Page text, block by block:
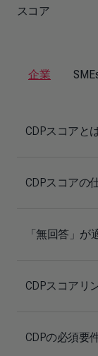
スコア
企業
CDPスコアと
CDPスコアの
「無回答」が
CDPスコアリ
CDPの必須要